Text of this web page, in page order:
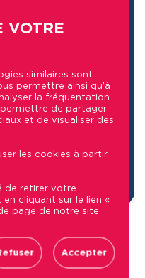
VOTRE
similaires sont
permettre ainsi qu’à
la fréquentation
de partager
et de visualiser des
les cookies à partir
de retirer votre
cliquant sur le lien «
page de notre site
et données
notre Politique de
le lien « Politique de
Accepter